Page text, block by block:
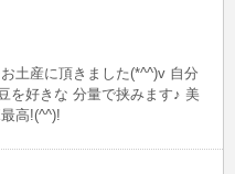
土産に頂きました(*^^)v 自分
を好きな 分量で挟みます♪ 美
高!(^^)!